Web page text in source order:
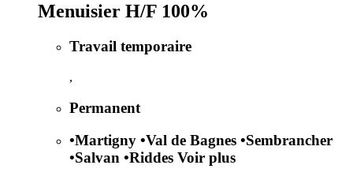
Menuisier H/F 100%
Travail temporaire
,
Permanent
•Martigny •Val de Bagnes •Sembrancher
•Salvan •Riddes Voir plus